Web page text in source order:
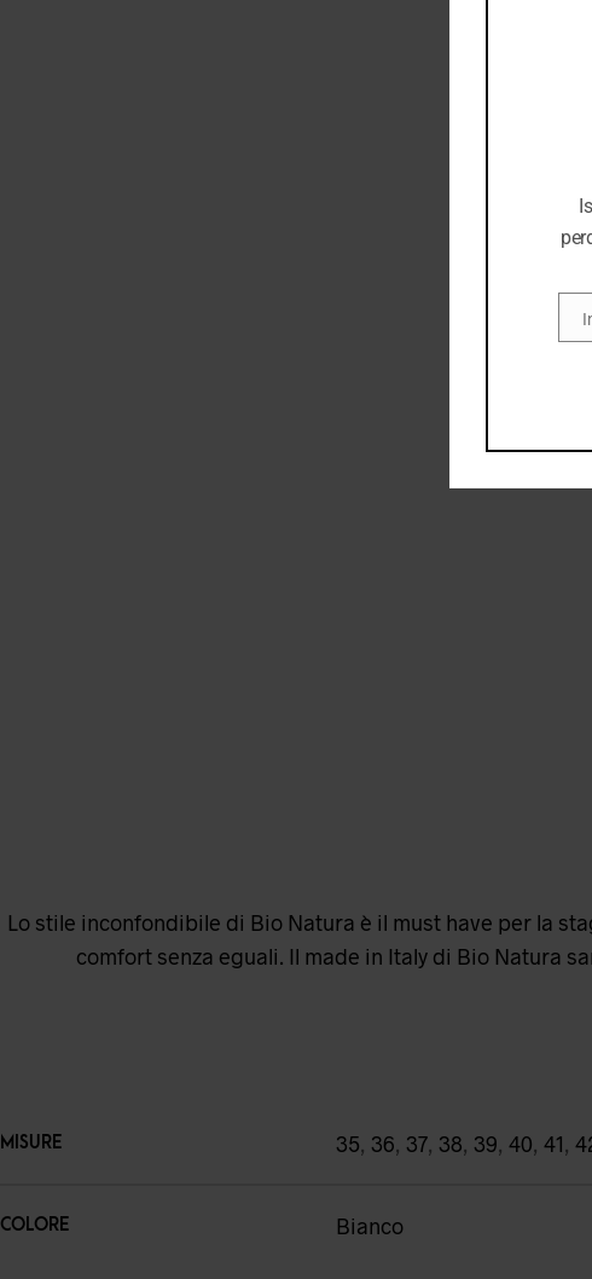
Lo stile inconfondibile di Bio Natura è il must have per la
comfort senza eguali. Il made in Italy di Bio Natura
MISURE 35, 36, 37, 38, 39, 40, 41,
COLORE Bianco